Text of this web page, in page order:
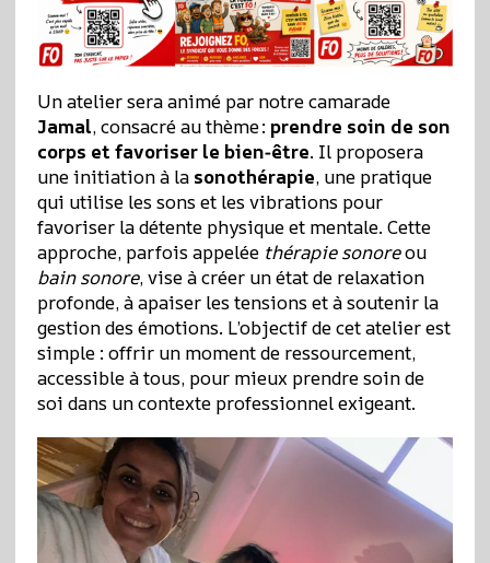
Un atelier sera animé par notre camarade
Jamal, consacré au thème : prendre soin de son
corps et favoriser le bien‑être. Il proposera
une initiation à la sonothérapie, une pratique
qui utilise les sons et les vibrations pour
favoriser la détente physique et mentale. Cette
approche, parfois appelée thérapie sonoreou
bain sonore, vise à créer un état de relaxation
profonde, à apaiser les tensions et à soutenir la
gestion des émotions. L’objectif de cet atelier est
simple : offrir un moment de ressourcement,
accessible à tous, pour mieux prendre soin de
soi dans un contexte professionnel exigeant.